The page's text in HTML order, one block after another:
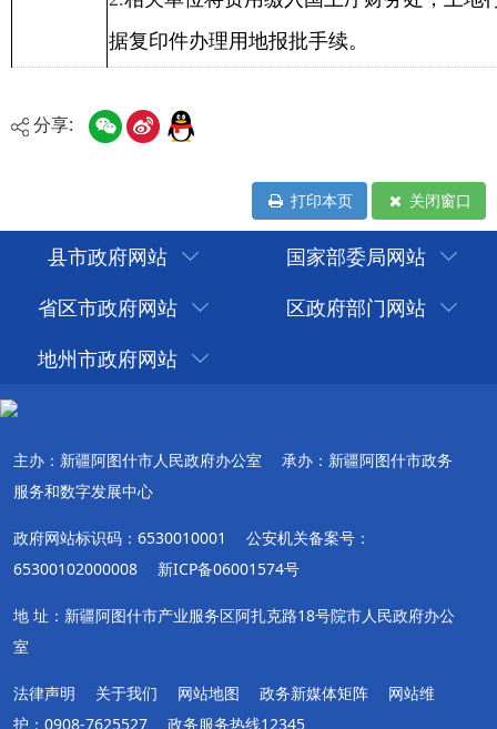
分享:
打印本页 关闭窗口
县市政府网站
国家部委局网站
省区市政府网站
区政府部门网站
地州市政府网站
主办：新疆阿图什市人民政府办公室
承办：新疆阿图什市政务
服务和数字发展中心
政府网站标识码：6530010001
公安机关备案号：
65300102000008
新ICP备06001574号
地 址：新疆阿图什市产业服务区阿扎克路18号院市人民政府办公
室
法律声明 关于我们 网站地图 政务新媒体矩阵
网站维
护：0908-7625527
政务服务热线12345